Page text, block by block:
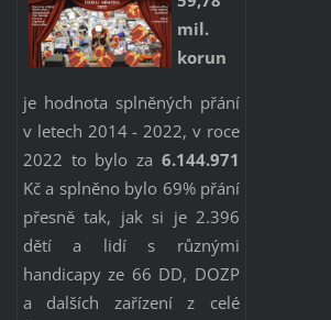
mil.
korun
je hodnota splněných přání
v letech 2014 - 2022, v roce
2022 to bylo za 6.144.971
Kč a splněno bylo 69% přání
přesně tak, jak si je 2.396
dětí a lidí s různými
handicapy ze 66 DD, DOZP
a dalších zařízení z celé